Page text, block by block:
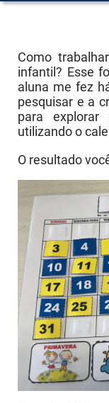
E F - Anos
Ens. Médio
Ens.
Como
infantil? Esse
aluna me fez
pesquisar e a
para
utilizando o
O resultado